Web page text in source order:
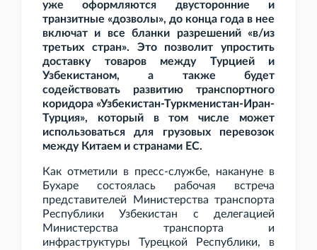
уже оформляются двусторонние и
транзитные «дозволы», до конца года в нее
включат и все бланки разрешений «в/из
третьих стран». Это позволит упростить
доставку товаров между Турцией и
Узбекистаном, а также будет
содействовать развитию транспортного
коридора «Узбекистан-Туркменистан-Иран-
Турция», который в том числе может
использоваться для грузовых перевозок
между Китаем и странами ЕС.
Как отметили в пресс-службе, накануне в
Бухаре состоялась рабочая встреча
представителей Министерства транспорта
Республики Узбекистан с делегацией
Министерства транспорта и
инфраструктуры Турецкой Республики, в